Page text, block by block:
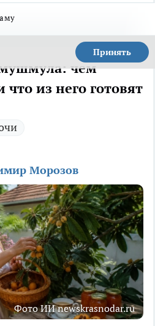
Принять
чем
что из него готовят
Морозов
Фото ИИ newskrasnodar.ru